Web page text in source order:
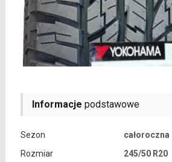
Informacje podstawowe
Sezon
całoroczna
Rozmiar
245/50 R20